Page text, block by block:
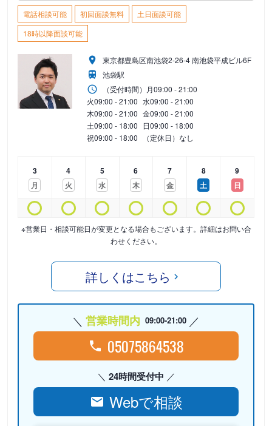
電話相談可能 初回面談無料
土日面談可能
18時以降面談可能
東京都豊島区南池袋2-26-4 南池袋平成ビル6F
池袋駅
（受付時間） 月09:00 - 21:00
火09:00 - 21:00 水09:00 - 21:00
木09:00 - 21:00 金09:00 - 21:00
土09:00 - 18:00 日09:00 - 18:00
祝09:00 - 18:00 （定休日）なし
3
月
4
火
5
水
6
木
7
金
8
土
9
日
※営業日・相談可能日が変更となる場合もございます。詳細はお問い合
わせください。
詳しくはこちら
営業時間内 09:00-21:00
05075864538
24時間受付中
Webで相談